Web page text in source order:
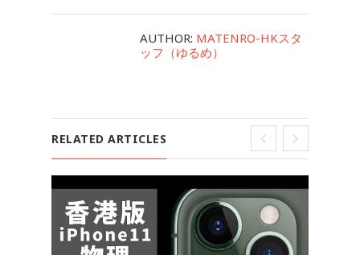
AUTHOR: MATENRO-HKスタ
ッフ（ゆるめ）
RELATED ARTICLES